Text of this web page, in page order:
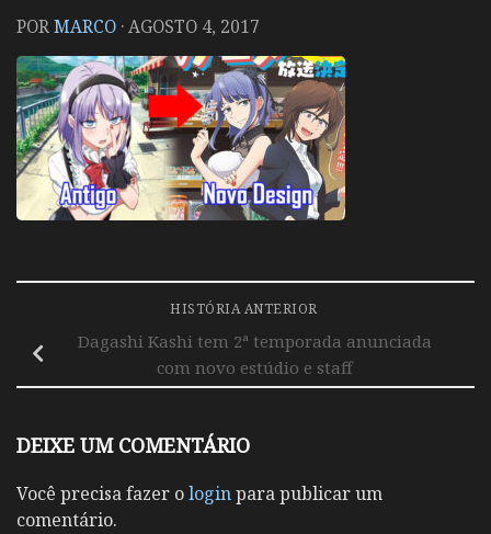
PORMARCO ·AGOSTO 4, 2017
HISTÓRIA ANTERIOR
Dagashi Kashi tem 2ª temporada anunciada
com novo estúdio e staff
DEIXE UM COMENTÁRIO
Você precisa fazer ologinpara publicar um
comentário.